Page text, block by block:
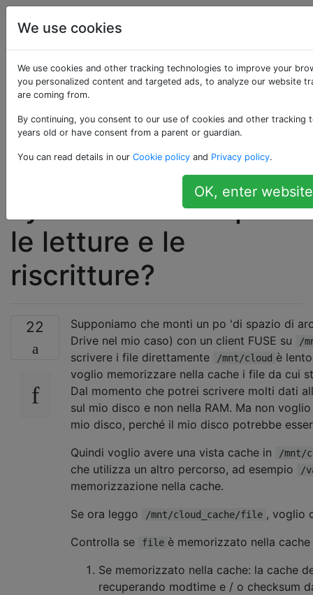
Unix & Linux
Come posso
memorizzare in modo
trasparente qualsiasi
directory o file
system montato per
le letture e le
riscritture?
22
Supponiamo che monti un po 'di spazio di
Drive nel mio caso) con un client FUSE su
/
scrivere i file direttamente /mnt/cloud è
voglio memorizzare nella cache i file da cui
Dal momento che potrei scrivere molti dati
sul mio disco e non nella RAM. Ma non
mio disco, perché il mio disco potrebbe
Quindi voglio avere una vista cache in
/mnt/
che utilizza un altro percorso, ad esempio /
memorizzazione nella cache.
Se ora leggo
/mnt/cloud_cache/file , voglio
Controlla se
file è memorizzato nella cache
Se memorizzato nella cache: la cache
recuperando modtime e / o checksum
We use cookies
We use cookies and other tracking technologies to improve your
you personalized content and targeted ads, to analyze our website
are coming from.
By continuing, you consent to our use of cookies and other tracking
years old or have consent from a parent or guardian.
You can read details in our Cookie policy and Privacy policy.
OK, enter